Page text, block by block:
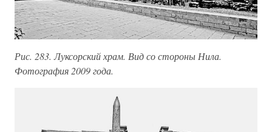
Рис. 283. Луксорский храм. Вид со стороны Нила.
Фотография 2009 года.